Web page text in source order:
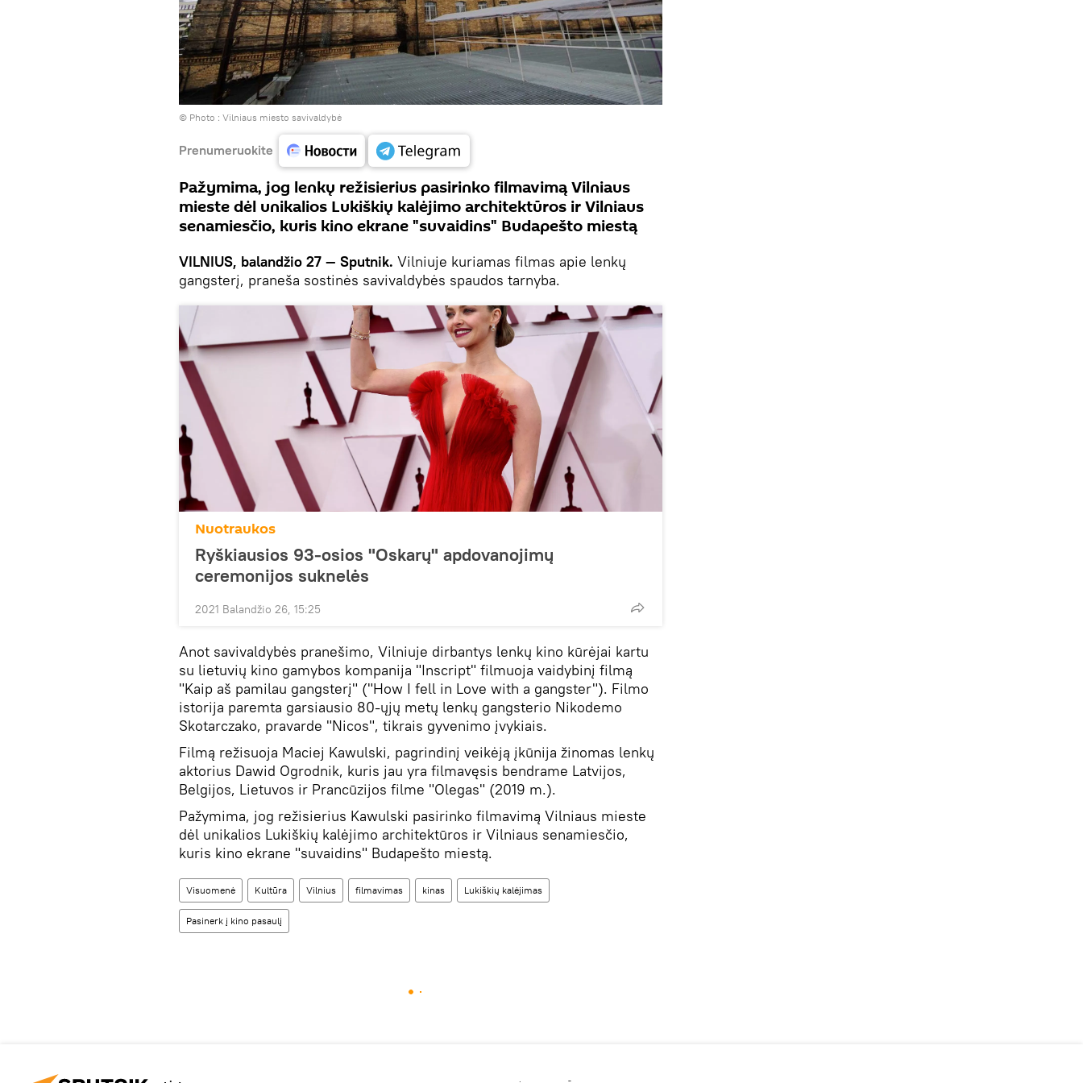
© Photo : Vilniaus miesto savivaldybė
Prenumeruokite
Pažymima, jog lenkų režisierius pasirinko filmavimą Vilniaus
mieste dėl unikalios Lukiškių kalėjimo architektūros ir Vilniaus
senamiesčio, kuris kino ekrane "suvaidins" Budapešto miestą
VILNIUS, balandžio 27 — Sputnik. Vilniuje kuriamas filmas apie lenkų
gangsterį, praneša sostinės savivaldybės spaudos tarnyba.
Nuotraukos
Ryškiausios 93-osios "Oskarų" apdovanojimų
ceremonijos suknelės
2021 Balandžio 26, 15:25
Anot savivaldybės pranešimo, Vilniuje dirbantys lenkų kino kūrėjai kartu
su lietuvių kino gamybos kompanija "Inscript" filmuoja vaidybinį filmą
"Kaip aš pamilau gangsterį" ("How I fell in Love with a gangster"). Filmo
istorija paremta garsiausio 80-ųjų metų lenkų gangsterio Nikodemo
Skotarczako, pravarde "Nicos", tikrais gyvenimo įvykiais.
Filmą režisuoja Maciej Kawulski, pagrindinį veikėją įkūnija žinomas lenkų
aktorius Dawid Ogrodnik, kuris jau yra filmavęsis bendrame Latvijos,
Belgijos, Lietuvos ir Prancūzijos filme "Olegas" (2019 m.).
Pažymima, jog režisierius Kawulski pasirinko filmavimą Vilniaus mieste
dėl unikalios Lukiškių kalėjimo architektūros ir Vilniaus senamiesčio,
kuris kino ekrane "suvaidins" Budapešto miestą.
Visuomenė Kultūra Vilnius filmavimas kinas Lukiškių kalėjimas
Pasinerk į kino pasaulį